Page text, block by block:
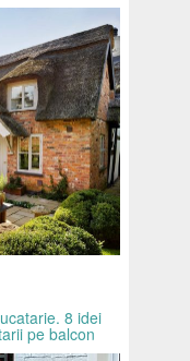
8 idei
pe balcon